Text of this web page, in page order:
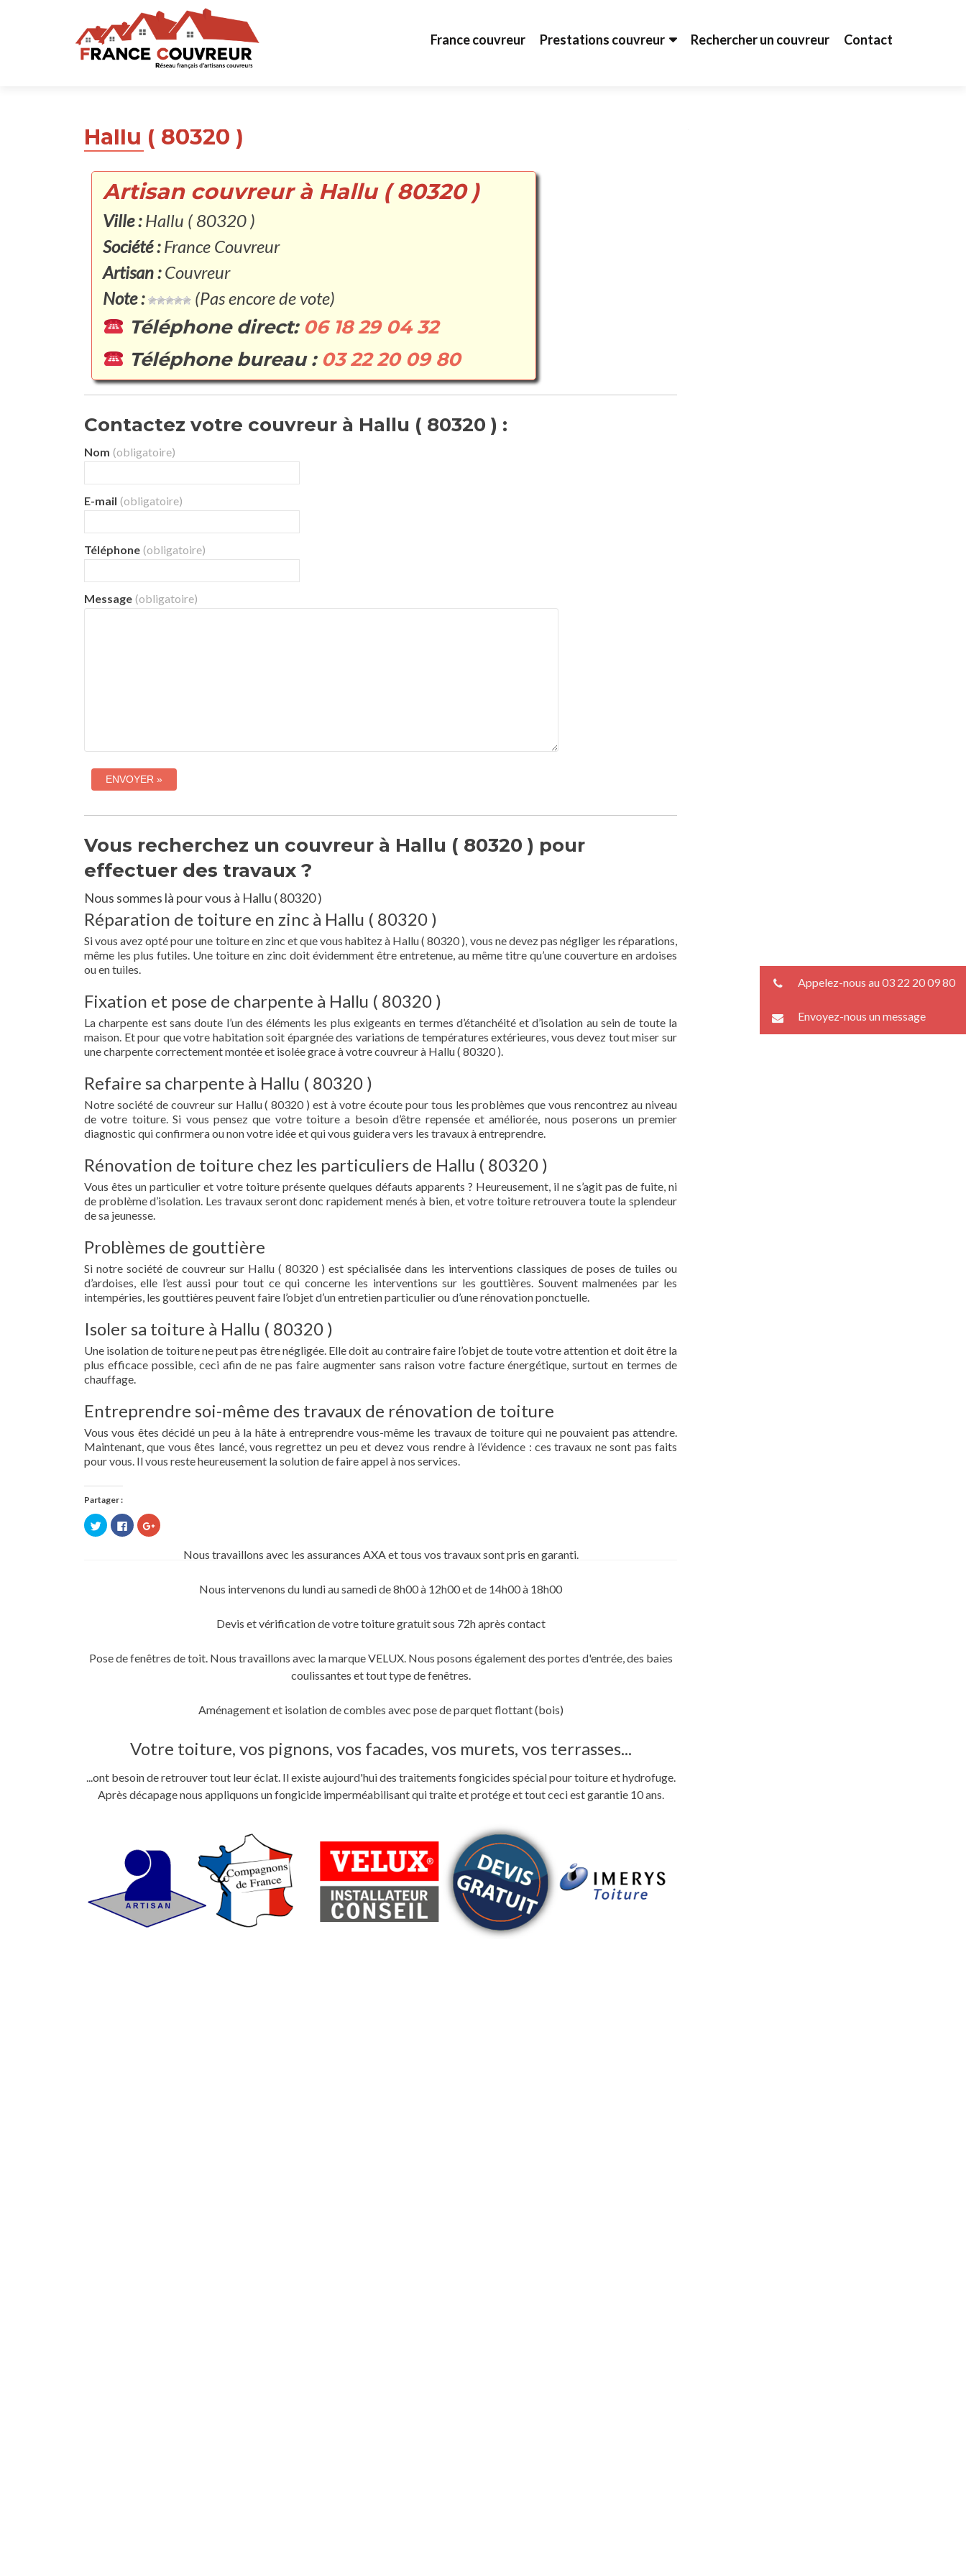
France couvreur Prestations couvreur Rechercher un couvreur Contact
Hallu ( 80320 )
Artisan couvreur à Hallu ( 80320 )
Ville :Hallu ( 80320 )
Société :France Couvreur
Artisan :Couvreur
Note :
(Pas encore de vote)
Téléphone direct: 06 18 29 04 32
Téléphone bureau : 03 22 20 09 80
Contactez votre couvreur à Hallu ( 80320 ) :
Nom (obligatoire)
E-mail (obligatoire)
Téléphone (obligatoire)
Message (obligatoire)
Vous recherchez un couvreur à Hallu ( 80320 ) pour
effectuer des travaux ?
Nous sommes là pour vous à Hallu ( 80320 )
Réparation de toiture en zinc à Hallu ( 80320 )
Si vous avez opté pour une toiture en zinc et que vous habitez à Hallu ( 80320 ), vous ne devez pas négliger les réparations,
même les plus futiles. Une toiture en zinc doit évidemment être entretenue, au même titre qu’une couverture en ardoises
ou en tuiles.
Fixation et pose de charpente à Hallu ( 80320 )
La charpente est sans doute l’un des éléments les plus exigeants en termes d’étanchéité et d’isolation au sein de toute la
maison. Et pour que votre habitation soit épargnée des variations de températures extérieures, vous devez tout miser sur
une charpente correctement montée et isolée grace à votre couvreur à Hallu ( 80320 ).
Refaire sa charpente à Hallu ( 80320 )
Notre société de couvreur sur Hallu ( 80320 ) est à votre écoute pour tous les problèmes que vous rencontrez au niveau
de votre toiture. Si vous pensez que votre toiture a besoin d’être repensée et améliorée, nous poserons un premier
diagnostic qui confirmera ou non votre idée et qui vous guidera vers les travaux à entreprendre.
Rénovation de toiture chez les particuliers de Hallu ( 80320 )
Vous êtes un particulier et votre toiture présente quelques défauts apparents ? Heureusement, il ne s’agit pas de fuite, ni
de problème d’isolation. Les travaux seront donc rapidement menés à bien, et votre toiture retrouvera toute la splendeur
de sa jeunesse.
Problèmes de gouttière
Si notre société de couvreur sur Hallu ( 80320 ) est spécialisée dans les interventions classiques de poses de tuiles ou
d’ardoises, elle l’est aussi pour tout ce qui concerne les interventions sur les gouttières. Souvent malmenées par les
intempéries, les gouttières peuvent faire l’objet d’un entretien particulier ou d’une rénovation ponctuelle.
Isoler sa toiture à Hallu ( 80320 )
Une isolation de toiture ne peut pas être négligée. Elle doit au contraire faire l’objet de toute votre attention et doit être la
plus efficace possible, ceci afin de ne pas faire augmenter sans raison votre facture énergétique, surtout en termes de
chauffage.
Entreprendre soi-même des travaux de rénovation de toiture
Vous vous êtes décidé un peu à la hâte à entreprendre vous-même les travaux de toiture qui ne pouvaient pas attendre.
Maintenant, que vous êtes lancé, vous regrettez un peu et devez vous rendre à l’évidence : ces travaux ne sont pas faits
pour vous. Il vous reste heureusement la solution de faire appel à nos services.
Partager :
Cliquez
pour
partager
Cliquez
pour
partager
Facebook(ouvre
Cliquez
pour
Google+Nous travaillons avec les assurances AXA et tous vos travaux sont pris en garanti.
Nous intervenons du lundi au samedi de 8h00 à 12h00 et de 14h00 à 18h00
Devis et vérification de votre toiture gratuit sous 72h après contact
Pose de fenêtres de toit. Nous travaillons avec la marque VELUX. Nous posons également des portes d'entrée, des baies
coulissantes et tout type de fenêtres.
Aménagement et isolation de combles avec pose de parquet flottant (bois)
Votre toiture, vos pignons, vos facades, vos murets, vos terrasses...
...ont besoin de retrouver tout leur éclat. Il existe aujourd'hui des traitements fongicides spécial pour toiture et hydrofuge.
Après décapage nous appliquons un fongicide imperméabilisant qui traite et protége et tout ceci est garantie 10 ans.
Appelez-nous au 03 22 20 09 80
Envoyez-nous un message